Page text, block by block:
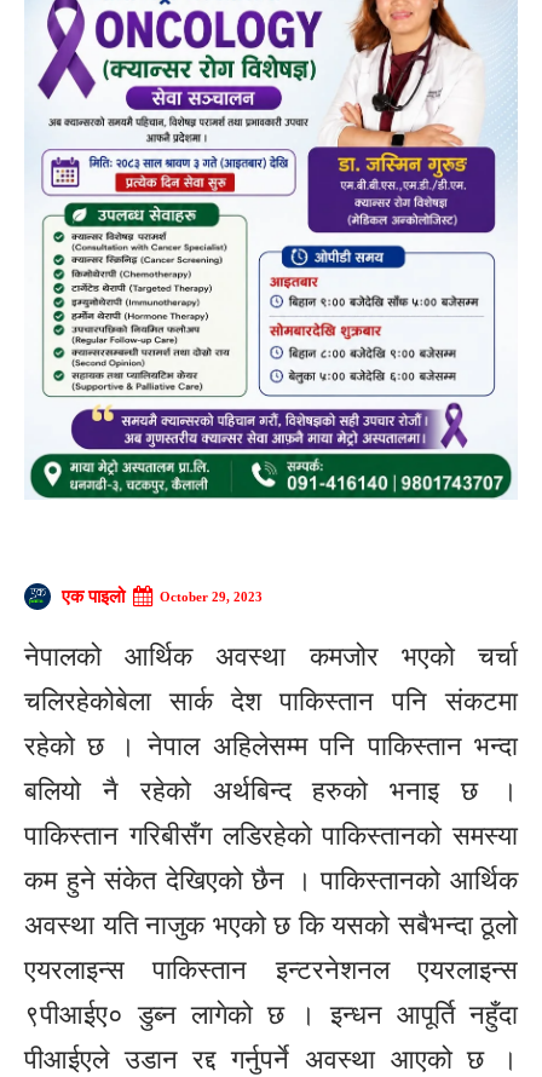
एक पाइलो October 29, 2023
नेपालको आर्थिक अवस्था कमजोर भएको चर्चा
चलिरहेकोबेला सार्क देश पाकिस्तान पनि संकटमा
रहेको छ । नेपाल अहिलेसम्म पनि पाकिस्तान भन्दा
बलियो नै रहेको अर्थबिन्द हरुको भनाइ छ ।
पाकिस्तान गरिबीसँग लडिरहेको पाकिस्तानको समस्या
कम हुने संकेत देखिएको छैन । पाकिस्तानको आर्थिक
अवस्था यति नाजुक भएको छ कि यसको सबैभन्दा ठूलो
एयरलाइन्स पाकिस्तान इन्टरनेशनल एयरलाइन्स
९पीआईए० डुब्न लागेको छ । इन्धन आपूर्ति नहुँदा
पीआईएले उडान रद्द गर्नुपर्ने अवस्था आएको छ ।